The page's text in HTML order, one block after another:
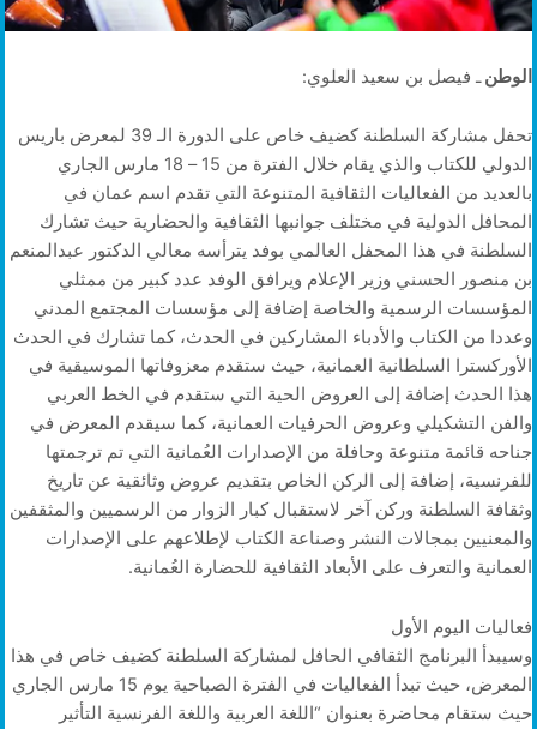
الوطنـ فيصل بن سعيد العلوي:
تحفل مشاركة السلطنة كضيف خاص على الدورة الـ 39 لمعرض باريس
الدولي للكتاب والذي يقام خلال الفترة من 15 – 18 مارس الجاري
بالعديد من الفعاليات الثقافية المتنوعة التي تقدم اسم عمان في
المحافل الدولية في مختلف جوانبها الثقافية والحضارية حيث تشارك
السلطنة في هذا المحفل العالمي بوفد يترأسه معالي الدكتور عبدالمنعم
بن منصور الحسني وزير الإعلام ويرافق الوفد عدد كبير من ممثلي
المؤسسات الرسمية والخاصة إضافة إلى مؤسسات المجتمع المدني
وعددا من الكتاب والأدباء المشاركين في الحدث، كما تشارك في الحدث
الأوركسترا السلطانية العمانية، حيث ستقدم معزوفاتها الموسيقية في
هذا الحدث إضافة إلى العروض الحية التي ستقدم في الخط العربي
والفن التشكيلي وعروض الحرفيات العمانية، كما سيقدم المعرض في
جناحه قائمة متنوعة وحافلة من الإصدارات العُمانية التي تم ترجمتها
للفرنسية، إضافة إلى الركن الخاص بتقديم عروض وثائقية عن تاريخ
وثقافة السلطنة وركن آخر لاستقبال كبار الزوار من الرسميين والمثقفين
والمعنيين بمجالات النشر وصناعة الكتاب لإطلاعهم على الإصدارات
العمانية والتعرف على الأبعاد الثقافية للحضارة العُمانية.
فعاليات اليوم الأول
وسيبدأ البرنامج الثقافي الحافل لمشاركة السلطنة كضيف خاص في هذا
المعرض، حيث تبدأ الفعاليات في الفترة الصباحية يوم 15 مارس الجاري
حيث ستقام محاضرة بعنوان “اللغة العربية واللغة الفرنسية التأثير